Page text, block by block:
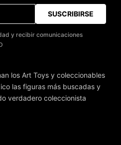
SUSCRIBIRSE
y recibir comunicaciones
los Art Toys y coleccionables
las figuras más buscadas y
verdadero coleccionista